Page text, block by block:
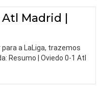
Atl Madrid |
a LaLiga, trazemos
Resumo | Oviedo 0-1 Atl